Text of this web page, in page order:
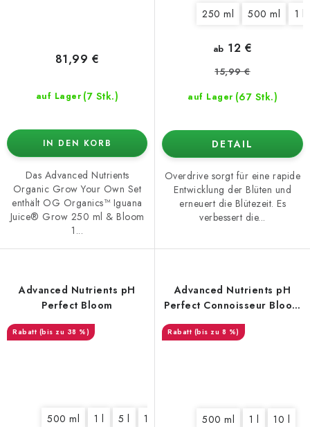
auf Lager (7 Stk.)
81,99 €
IN DEN KORB
Das Advanced Nutrients
Organic Grow Your Own Set
enthält OG Organics™ Iguana
Juice® Grow 250 ml & Bloom
1...
250 ml 500 ml 1 l
auf Lager (67 Stk.)
ab 12 €
15,99 €
DETAIL
Overdrive sorgt für eine rapide
Entwicklung der Blüten und
erneuert die Blütezeit. Es
verbessert die...
Advanced Nutrients pH
Perfect Bloom
(bis zu 38 %)
500 ml 1 l 5 l 10 l
Advanced Nutrients pH
Perfect Connoisseur Bloom
A+B
(bis zu 8 %)
500 ml 1 l 10 l